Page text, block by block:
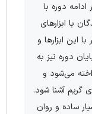
دوره با
با ابزارهای
این ابزارها و
دوره نیز به
می‌­شود و
گریم آشنا شود.
ساده و روان